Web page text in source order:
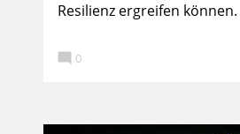
Resilienz ergreifen können.
 0